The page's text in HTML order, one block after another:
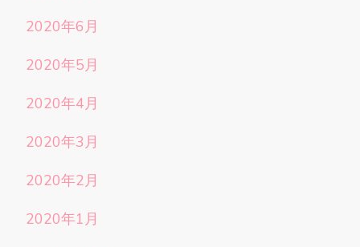
2020年6月
2020年5月
2020年4月
2020年3月
2020年2月
2020年1月